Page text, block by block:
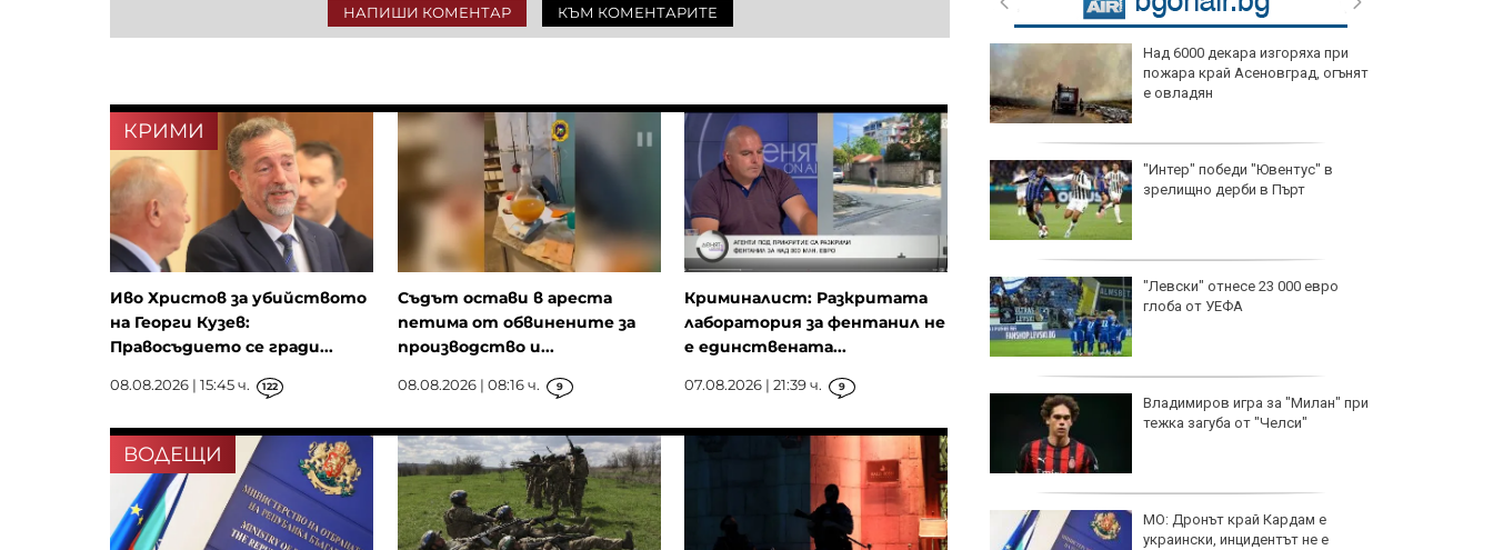
НАПИШИ КОМЕНТАР КЪМ КОМЕНТАРИТЕ
Кадър на деня за 8 август
територия, най-вероятно е дрон-
примамка „Майя“
Създадена през 2022 г. компания
атаки с дронове срещу Русия
Енергийният бизнес на Huawei
намира нови пазари
Над 6000 декара изгоряха при
пожара край Асеновград, огънят
е овладян
"Интер" победи "Ювентус" в
зрелищно дерби в Пърт
"Левски" отнесе 23 000 евро
глоба от УЕФА
Владимиров игра за "Милан" при
тежка загуба от "Челси"
МО: Дронът край Кардам е
украински, инцидентът не е
КРИМИ
Иво Христов за убийството
на Георги Кузев:
Правосъдието се гради...
08.08.2026 | 15:45 ч. 122
Съдът остави в ареста
петима от обвинените за
производство и...
08.08.2026 | 08:16 ч. 9
Криминалист: Разкритата
лаборатория за фентанил не
е единствената...
07.08.2026 | 21:39 ч. 9
ВОДЕЩИ